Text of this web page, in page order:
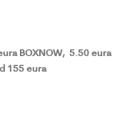
BOXNOW, 5.50 eura
155 eura